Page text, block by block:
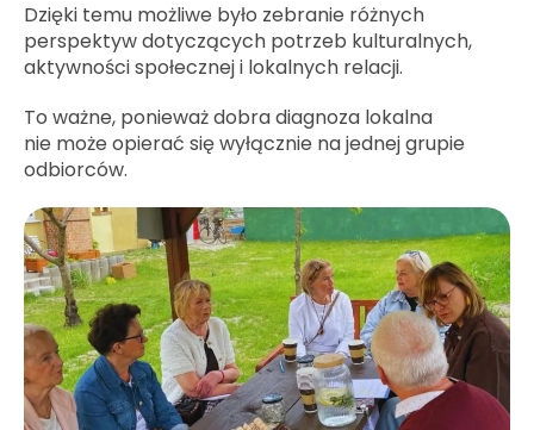
Dzięki temu możliwe było zebranie różnych
perspektyw dotyczących potrzeb kulturalnych,
aktywności społecznej i lokalnych relacji.
To ważne, ponieważ dobra diagnoza lokalna
nie może opierać się wyłącznie na jednej grupie
odbiorców.